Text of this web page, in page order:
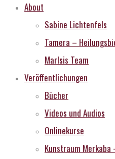
About
Sabine Lichtenfels
Tamera –
MarIsis Team
Veröffentlichungen
Bücher
Videos und Audios
Onlinekurse
Kunstraum